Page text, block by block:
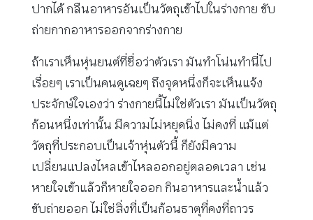
ปากได้ กลืนอาหารอันเป็นวัตถุเข้าไปในร่างกาย ขับ
ถ่ายกากอาหารออกจากร่างกาย
ถ้าเราเห็นหุ่นยนต์ที่ชื่อว่าตัวเรา มันทำโน่นทำนี่ไป
เรื่อยๆ เราเป็นคนดูเฉยๆ ถึงจุดหนึ่งก็จะเห็นแจ้ง
ประจักษ์ใจเองว่า ร่างกายนี้ไม่ใช่ตัวเรา มันเป็นวัตถุ
ก้อนหนึ่งเท่านั้น มีความไม่หยุดนิ่ง ไม่คงที่ แม้แต่
วัตถุที่ประกอบเป็นเจ้าหุ่นตัวนี้ ก็ยังมีความ
เปลี่ยนแปลงไหลเข้าไหลออกอยู่ตลอดเวลา เช่น
หายใจเข้าแล้วก็หายใจออก กินอาหารและน้ำแล้ว
ขับถ่ายออก ไม่ใช่สิ่งที่เป็นก้อนธาตุที่คงที่ถาวร